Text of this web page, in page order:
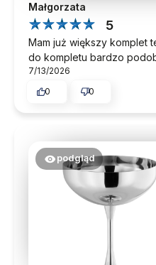
Małgorzata
5
Mam już większy komplet
do kompletu bardzo
7/13/2026
0
0
podgląd